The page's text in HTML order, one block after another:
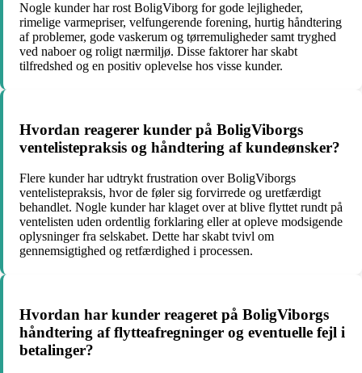
Nogle kunder har rost BoligViborg for gode lejligheder,
rimelige varmepriser, velfungerende forening, hurtig håndtering
af problemer, gode vaskerum og tørremuligheder samt tryghed
ved naboer og roligt nærmiljø. Disse faktorer har skabt
tilfredshed og en positiv oplevelse hos visse kunder.
Hvordan reagerer kunder på BoligViborgs
ventelistepraksis og håndtering af kundeønsker?
Flere kunder har udtrykt frustration over BoligViborgs
ventelistepraksis, hvor de føler sig forvirrede og uretfærdigt
behandlet. Nogle kunder har klaget over at blive flyttet rundt på
ventelisten uden ordentlig forklaring eller at opleve modsigende
oplysninger fra selskabet. Dette har skabt tvivl om
gennemsigtighed og retfærdighed i processen.
Hvordan har kunder reageret på BoligViborgs
håndtering af flytteafregninger og eventuelle fejl i
betalinger?